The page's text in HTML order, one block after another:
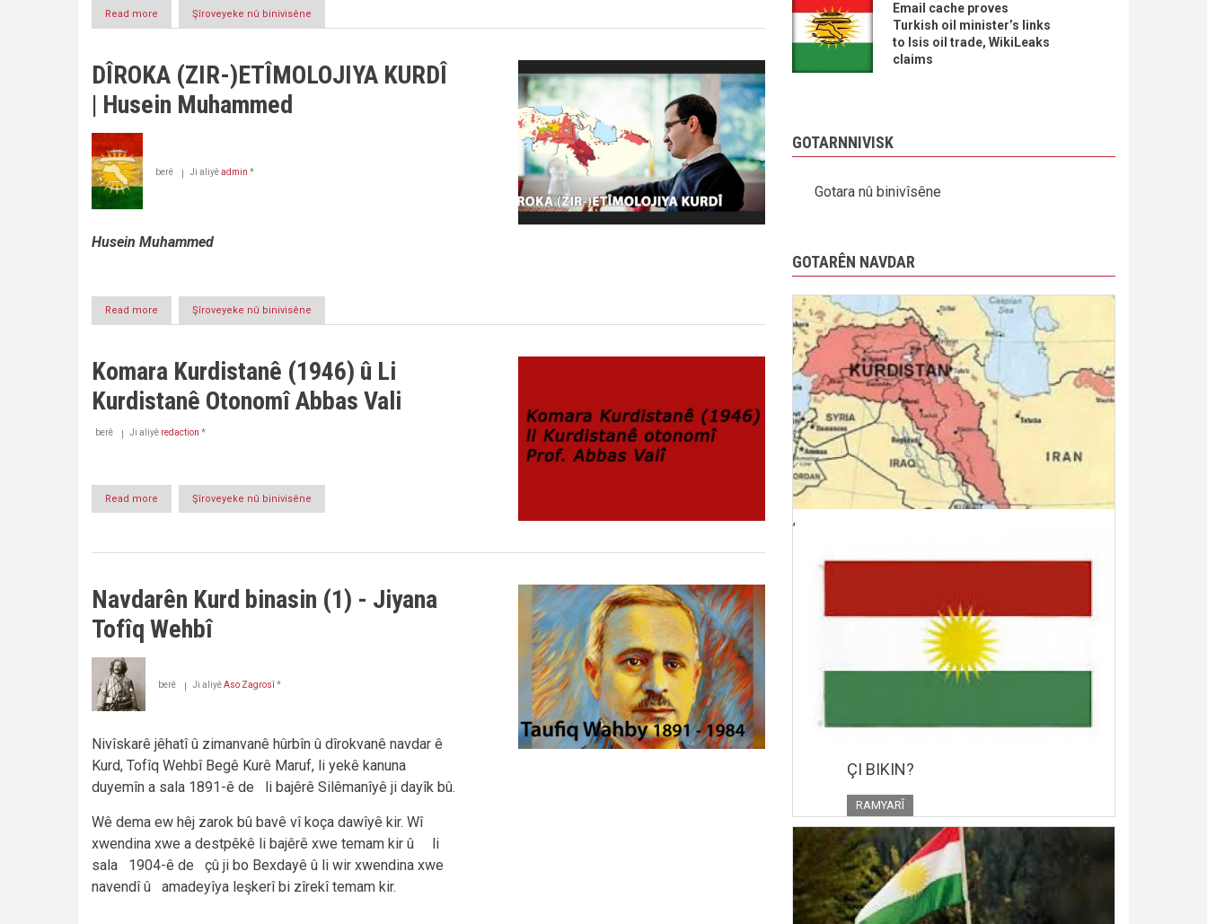
Read more
NEYEKRÊZÎYA
Û
BERTEK
Û
Şîroveyeke nû binivisêne
DÎROKA (ZIR-)ETÎMOLOJIYA KURDÎ
| Husein Muhammed
berê Ji aliyêadmin *
Husein Muhammed
Read more
DÎROKA
|
Muhammed
Şîroveyeke nû binivisêne
Komara Kurdistanê (1946) û Li
Kurdistanê Otonomî Abbas Vali
berê Ji aliyê redaction *
Read more
Komara
Kurdistanê
Otonomî
Abbas
Vali
Şîroveyeke nû binivisêne
Navdarên Kurd binasin (1) - Jiyana
Tofîq Wehbî
berê Ji aliyêAso Zagrosî*
Nivîskarê jêhatî û zimanvanê hûrbîn û dîrokvanê navdar ê
Kurd, Tofîq Wehbî Begê Kurê Maruf, li yekê kanuna
duyemîn a sala 1891-ê de li bajêrê Silêmanîyê ji dayîk bû.
Wê dema ew hêj zarok bû bavê vî koça dawîyê kir. Wî
xwendina xwe a destpêkê li bajêrê xwe temam kir û li
sala 1904-ê de çû ji bo Bexdayê û li wir xwendina xwe
navendî û amadeyîya leşkerî bi zîrekî temam kir.
Email cache proves
Turkish oil minister’s links
to Isis oil trade, WikiLeaks
claims
GOTARNNIVISK
Gotara nû binivîsêne
GOTARÊN NAVDAR
,
ÇI BIKIN?
RAMYARÎ